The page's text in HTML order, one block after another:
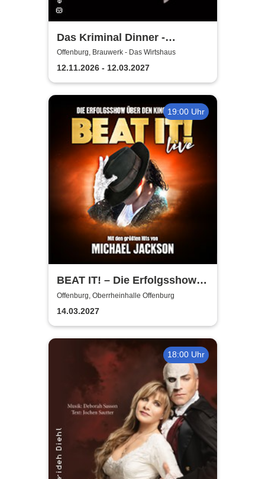
Das Kriminal Dinner -
Sherlock Holmes
Offenburg, Brauwerk - Das Wirtshaus
12.11.2026 - 12.03.2027
19:00 Uhr
BEAT IT! – Die Erfolgsshow
über den King of Pop!
Offenburg, Oberrheinhalle Offenburg
14.03.2027
18:00 Uhr